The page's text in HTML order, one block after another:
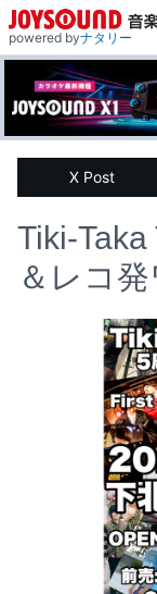
powered byナタリー
X Post
Tiki-
＆レコ